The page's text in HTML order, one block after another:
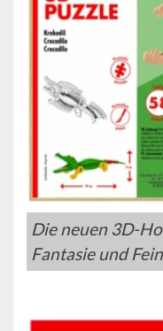
Die neuen 3D-
Fantasie und